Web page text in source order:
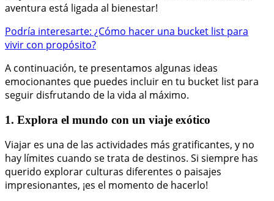
aventura está ligada al bienestar!
Podría interesarte: ¿Cómo hacer una bucket list para
vivir con propósito?
A continuación, te presentamos algunas ideas
emocionantes que puedes incluir en tu bucket list para
seguir disfrutando de la vida al máximo.
1. Explora el mundo con un viaje exótico
Viajar es una de las actividades más gratificantes, y no
hay límites cuando se trata de destinos. Si siempre has
querido explorar culturas diferentes o paisajes
impresionantes, ¡es el momento de hacerlo!